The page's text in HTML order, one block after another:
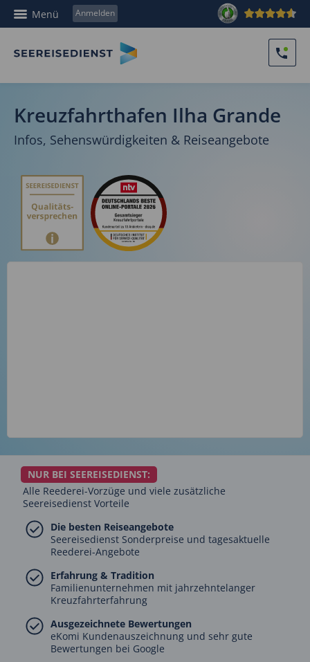
Menü Anmelden
Kreuzfahrthafen Ilha Grande
Infos, Sehenswürdigkeiten & Reiseangebote
NUR BEI SEEREISEDIENST:
Alle Reederei-Vorzüge und viele zusätzliche
Seereisedienst Vorteile
Die besten Reiseangebote
Seereisedienst Sonderpreise und tagesaktuelle
Reederei-Angebote
Erfahrung & Tradition
Familienunternehmen mit jahrzehntelanger
Kreuzfahrterfahrung
Ausgezeichnete Bewertungen
eKomi Kundenauszeichnung und sehr gute
Bewertungen bei Google